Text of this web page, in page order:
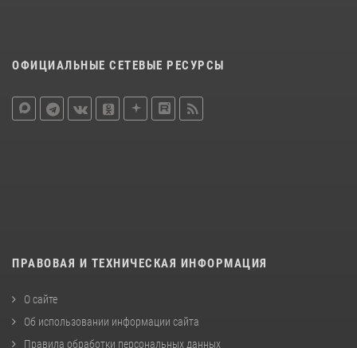
ОФИЦИАЛЬНЫЕ СЕТЕВЫЕ РЕСУРСЫ
ПРАВОВАЯ И ТЕХНИЧЕСКАЯ ИНФОРМАЦИЯ
О сайте
Об использовании информации сайта
Правила обработки персональных данных